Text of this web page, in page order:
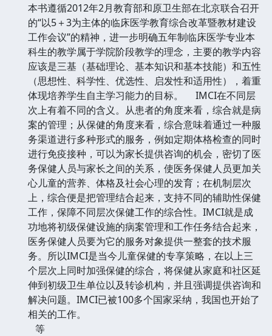
本书遵循2012年2月教育部和原卫生部在北京联合召开
的“以5＋3为主体的临床医学教育综合改革暨教材建设
工作会议”的精神，进一步明确五年制临床医学专业本
科生的教学属于学院阶段教学的理念，主要的教学内容
应该是三基（基础理论、基本知识和基本技能）和五性
（思想性、科学性、优选性、启发性和适用性），着重
体现培养学生自主学习能力的目标。
IMCI在不同层
次上有着不同的含义。从患者的角度来看，综合就是病
案的管理；从保健的角度来看，综合意味着通过一种服
务渠道进行多种形式的服务，例如定期体格检查的同时
进行免疫接种，可以为家长提供咨询的机会，密切了医
务保健人员与家长之间的关系，使医务保健人员更加关
心儿童的营养、体格及社会心理的发育；在机制层次
上，综合便是把管理结合起来，支持不同的辅助性保健
工作，保障不同层次保健工作的综合性。IMCI就是成
功地将初级保健设施的病案管理和工作任务结合起来，
医务保健人员要为它的服务对象提供一整套的技术服
务。所以IMCI是当今儿童保健的专享策略，在以上三
个层次上同时加强保健的综合，将保健从家庭和社区延
伸到初级卫生单位以及转诊机构，并且强调提供咨询和
解决问题。IMCI已被100多个国家采纳，我国也开始了
相关的工作。
等